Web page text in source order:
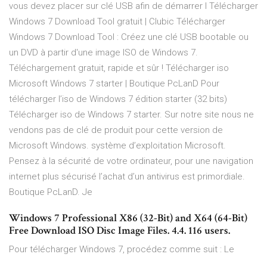
vous devez placer sur clé USB afin de démarrer l Télécharger
Windows 7 Download Tool gratuit | Clubic Télécharger
Windows 7 Download Tool : Créez une clé USB bootable ou
un DVD à partir d'une image ISO de Windows 7.
Téléchargement gratuit, rapide et sûr ! Télécharger iso
Microsoft Windows 7 starter | Boutique PcLanD Pour
télécharger l’iso de Windows 7 édition starter (32 bits)
Télécharger iso de Windows 7 starter. Sur notre site nous ne
vendons pas de clé de produit pour cette version de
Microsoft Windows. système d’exploitation Microsoft.
Pensez à la sécurité de votre ordinateur, pour une navigation
internet plus sécurisé l’achat d’un antivirus est primordiale.
Boutique PcLanD. Je
Windows 7 Professional X86 (32-Bit) and X64 (64-Bit)
Free Download ISO Disc Image Files. 4.4. 116 users.
Pour télécharger Windows 7, procédez comme suit : Le